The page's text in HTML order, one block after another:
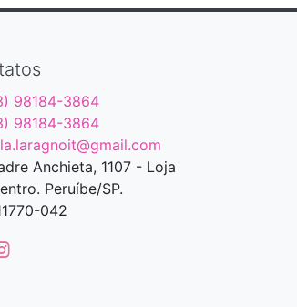
98184-3864
98184-3864
Anchieta, 1107 - Loja
Peruíbe/SP.
042